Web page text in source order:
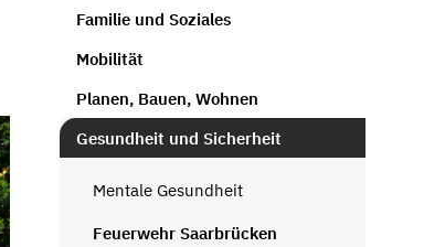
Familie und Soziales
Mobilität
Planen, Bauen, Wohnen
Gesundheit und Sicherheit
Mentale Gesundheit
Feuerwehr Saarbrücken